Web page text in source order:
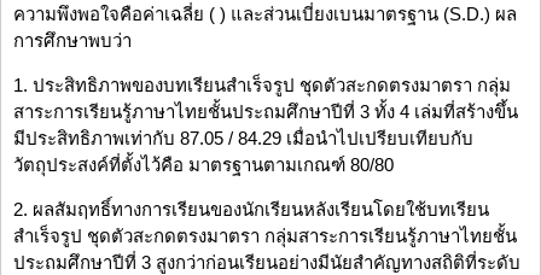
ความพึงพอใจคือค่าเฉลี่ย ( ) และส่วนเบี่ยงเบนมาตรฐาน (S.D.) ผล
การศึกษาพบว่า
1. ประสิทธิภาพของบทเรียนสำเร็จรูป ชุดตัวสะกดตรงมาตรา กลุ่ม
สาระการเรียนรู้ภาษาไทยชั้นประถมศึกษาปีที่ 3 ทั้ง 4 เล่มที่สร้างขึ้น
มีประสิทธิภาพเท่ากับ 87.05 / 84.29 เมื่อนำไปเปรียบเทียบกับ
วัตถุประสงค์ที่ตั้งไว้คือ มาตรฐานตามเกณฑ์ 80/80
2. ผลสัมฤทธิ์ทางการเรียนของนักเรียนหลังเรียนโดยใช้บทเรียน
สำเร็จรูป ชุดตัวสะกดตรงมาตรา กลุ่มสาระการเรียนรู้ภาษาไทยชั้น
ประถมศึกษาปีที่ 3 สูงกว่าก่อนเรียนอย่างมีนัยสำคัญทางสถิติที่ระดับ